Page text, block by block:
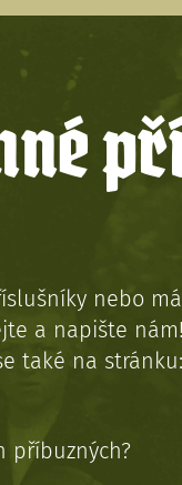
nebo
a napište
také na
příbuzných?